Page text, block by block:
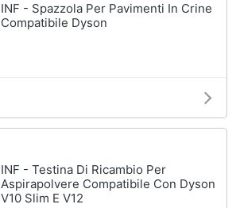
INF - Spazzola Per Pavimenti In Crine
Compatibile Dyson
INF - Testina Di Ricambio Per
Aspirapolvere Compatibile Con Dyson
V10 Slim E V12